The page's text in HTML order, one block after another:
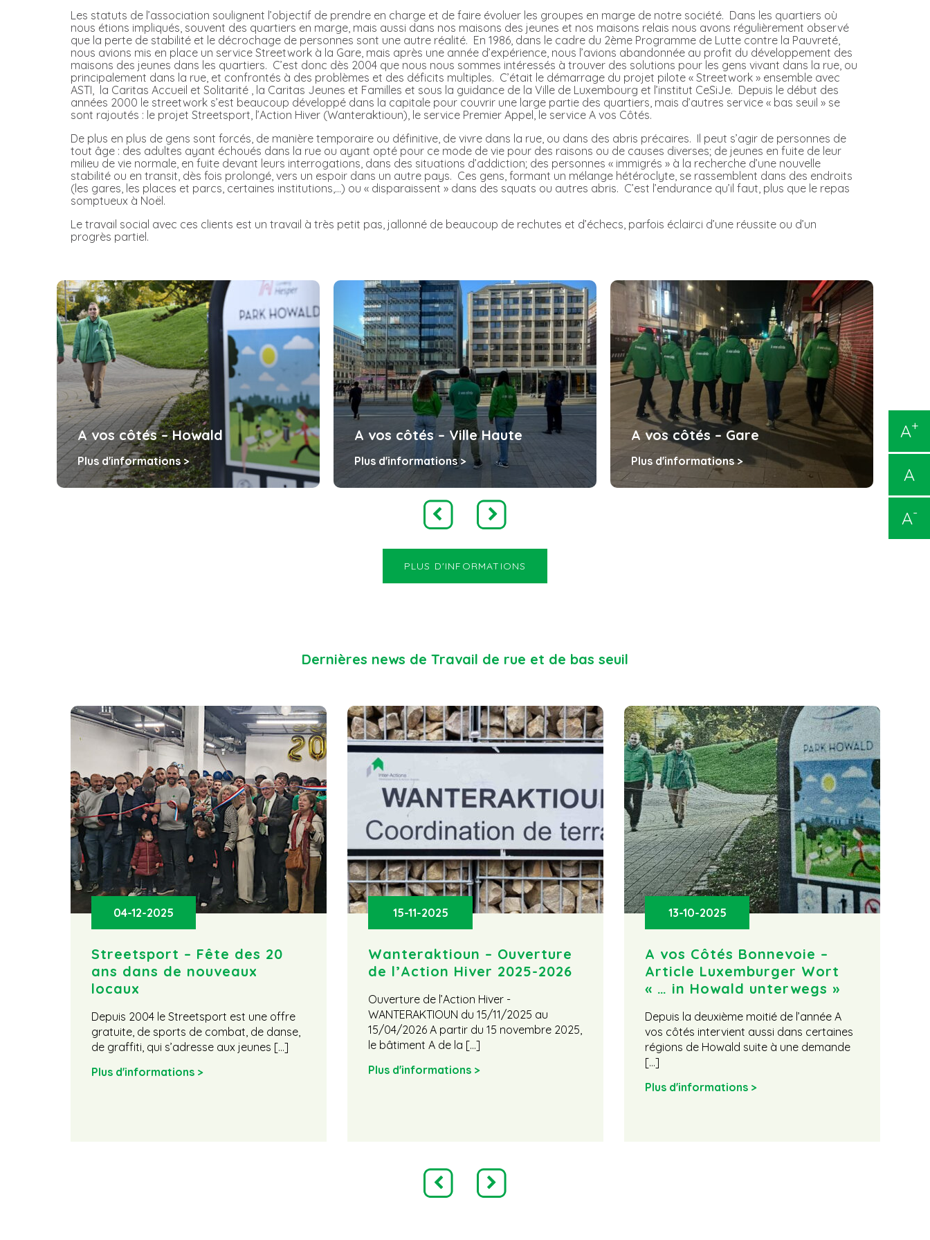
A+
A
A-
Les statuts de l’association soulignent l’objectif de prendre en charge et de faire évoluer les groupes en marge de notre société. Dans les quartiers où
nous étions impliqués, souvent des quartiers en marge, mais aussi dans nos maisons des jeunes et nos maisons relais nous avons régulièrement observé
que la perte de stabilité et le décrochage de personnes sont une autre réalité. En 1986, dans le cadre du 2ème Programme de Lutte contre la Pauvreté,
nous avions mis en place un service Streetwork à la Gare, mais après une année d’expérience, nous l’avions abandonnée au profit du développement des
maisons des jeunes dans les quartiers. C’est donc dès 2004 que nous nous sommes intéressés à trouver des solutions pour les gens vivant dans la rue, ou
principalement dans la rue, et confrontés à des problèmes et des déficits multiples. C’était le démarrage du projet pilote « Streetwork » ensemble avec
ASTI, la Caritas Accueil et Solitarité , la Caritas Jeunes et Familles et sous la guidance de la Ville de Luxembourg et l’institut CeSiJe. Depuis le début des
années 2000 le streetwork s’est beaucoup développé dans la capitale pour couvrir une large partie des quartiers, mais d’autres service « bas seuil » se
sont rajoutés : le projet Streetsport, l’Action Hiver (Wanteraktioun), le service Premier Appel, le service A vos Côtés.
De plus en plus de gens sont forcés, de manière temporaire ou définitive, de vivre dans la rue, ou dans des abris précaires. Il peut s’agir de personnes de
tout âge : des adultes ayant échoués dans la rue ou ayant opté pour ce mode de vie pour des raisons ou de causes diverses; de jeunes en fuite de leur
milieu de vie normale, en fuite devant leurs interrogations, dans des situations d’addiction; des personnes « immigrés » à la recherche d’une nouvelle
stabilité ou en transit, dès fois prolongé, vers un espoir dans un autre pays. Ces gens, formant un mélange hétéroclyte, se rassemblent dans des endroits
(les gares, les places et parcs, certaines institutions,…) ou « disparaissent » dans des squats ou autres abris. C’est l’endurance qu’il faut, plus que le repas
somptueux à Noël.
Le travail social avec ces clients est un travail à très petit pas, jallonné de beaucoup de rechutes et d’échecs, parfois éclairci d’une réussite ou d’un
progrès partiel.
A vos côtés – Howald
Plus d'informations >
A vos côtés – Ville Haute
Plus d'informations >
A vos côtés – Gare
Plus d'informations >
A
PLUS D'INFORMATIONS
Dernières news de Travail de rue et de bas seuil
04-12-2025
Streetsport – Fête des 20
ans dans de nouveaux
locaux
Depuis 2004 le Streetsport est une offre
gratuite, de sports de combat, de danse,
de graffiti, qui s’adresse aux jeunes […]
Plus d'informations >
15-11-2025
Wanteraktioun – Ouverture
de l’Action Hiver 2025-2026
Ouverture de l’Action Hiver -
WANTERAKTIOUN du 15/11/2025 au
15/04/2026 A partir du 15 novembre 2025,
le bâtiment A de la […]
Plus d'informations >
13-10-2025
A vos Côtés Bonnevoie –
Article Luxemburger Wort
« … in Howald unterwegs »
Depuis la deuxième moitié de l’année A
vos côtés intervient aussi dans certaines
régions de Howald suite à une demande
[…]
Plus d'informations >